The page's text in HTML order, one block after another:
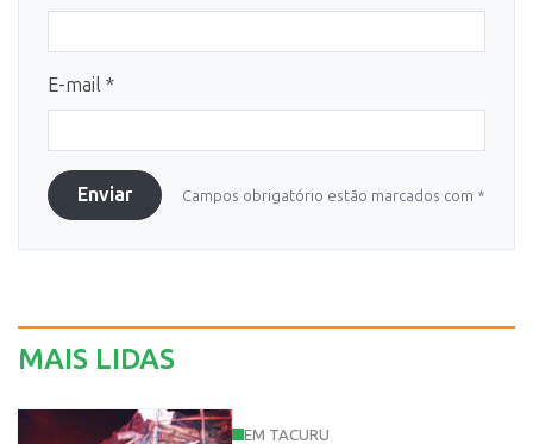
E-mail *
Enviar Campos obrigatório estão marcados com *
MAIS LIDAS
EM TACURU